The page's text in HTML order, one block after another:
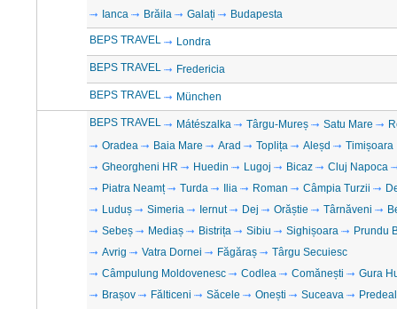
Ianca
Brăila Galați Budapesta
BEPS TRAVEL Londra
BEPS TRAVEL Fredericia
BEPS TRAVEL München
BEPS TRAVEL Mátészalka Târgu-Mureș Satu Mare
Oradea
Baia Mare Arad Toplița Aleșd
Timișoara
Gheorgheni HR
Huedin Lugoj Bicaz
Cluj Napoca
Piatra Neamț
Turda Ilia Roman Câmpia Turzii
Luduș
Simeria Iernut Dej Orăștie Târnăveni
Sebeș
Mediaș Bistrița Sibiu Sighișoara
Prundu
Avrig
Vatra Dornei Făgăraș
Târgu Secuiesc
Câmpulung Moldovenesc
Codlea Comănești
Gura
Brașov
Fălticeni Săcele Onești Suceava
Predeal